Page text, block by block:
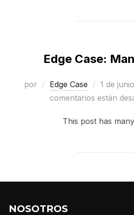
Edge Case:
por Edge Case
Publicado
el
1 de
comentarios están
This post has
NOSOTROS